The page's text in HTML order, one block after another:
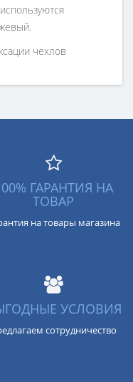
чехлов
ГАРАНТИЯ НА
ТОВАР
на товары магазина
УСЛОВИЯ
сотрудничество